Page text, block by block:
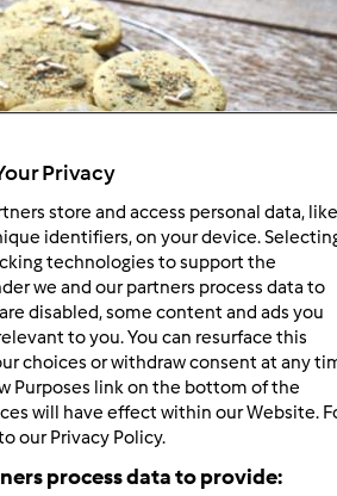
con un nuovo contest, l'avete già
Privacy
store and access personal data,
identifiers, on your device.
technologies to support the
we and our partners process data to
disabled, some content and ads you
to you. You can resurface this
choices or withdraw consent at any
Purposes link on the bottom of the
will have effect within our Website.
our Privacy Policy.
process data to provide: